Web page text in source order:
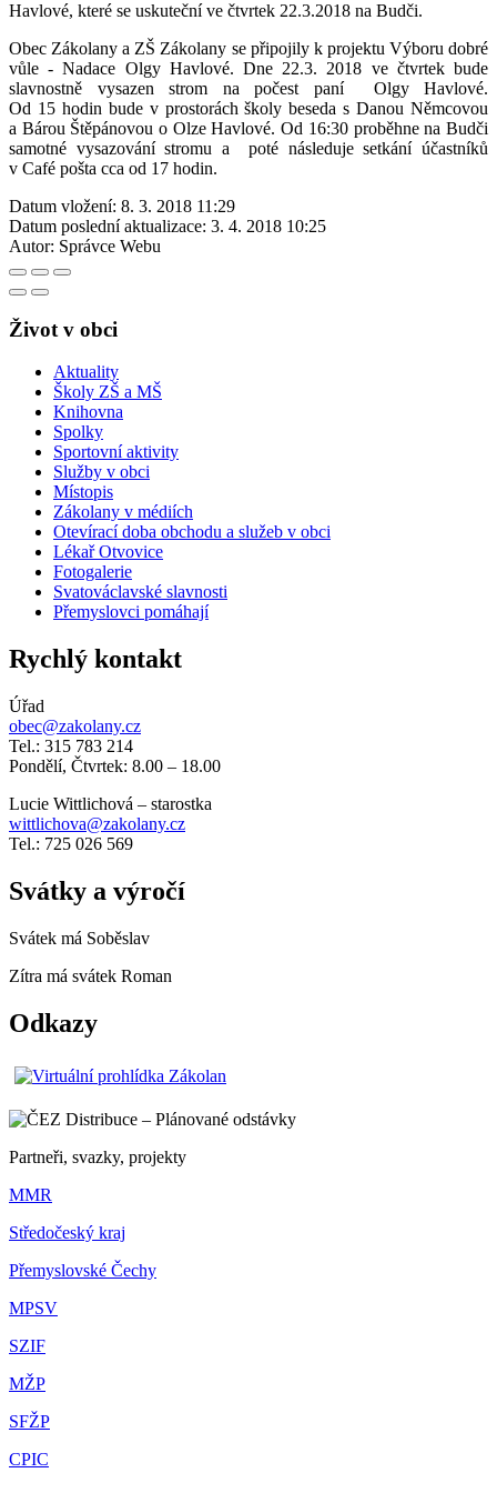
Havlové, které se uskuteční ve čtvrtek 22.3.2018 na Budči.
Obec Zákolany a ZŠ Zákolany se připojily k projektu Výboru dobré
vůle - Nadace Olgy Havlové. Dne 22.3. 2018 ve čtvrtek bude
slavnostně vysazen strom na počest paní Olgy Havlové.
Od 15 hodin bude v prostorách školy beseda s Danou Němcovou
a Bárou Štěpánovou o Olze Havlové. Od 16:30 proběhne na Budči
samotné vysazování stromu a poté následuje setkání účastníků
v Café pošta cca od 17 hodin.
Datum vložení: 8. 3. 2018 11:29
Datum poslední aktualizace: 3. 4. 2018 10:25
Autor: Správce Webu
Život v obci
Aktuality
Školy ZŠ a MŠ
Knihovna
Spolky
Sportovní aktivity
Služby v obci
Místopis
Zákolany v médiích
Otevírací doba obchodu a služeb v obci
Lékař Otvovice
Fotogalerie
Svatováclavské slavnosti
Přemyslovci pomáhají
Rychlý kontakt
Úřad
obec@zakolany.cz
Tel.: 315 783 214
Pondělí, Čtvrtek: 8.00 – 18.00
Lucie Wittlichová – starostka
wittlichova@zakolany.cz
Tel.: 725 026 569
Svátky a výročí
Svátek má Soběslav
Zítra má svátek Roman
Odkazy
Partneři, svazky, projekty
MMR
Středočeský kraj
Přemyslovské Čechy
MPSV
SZIF
MŽP
SFŽP
CPIC